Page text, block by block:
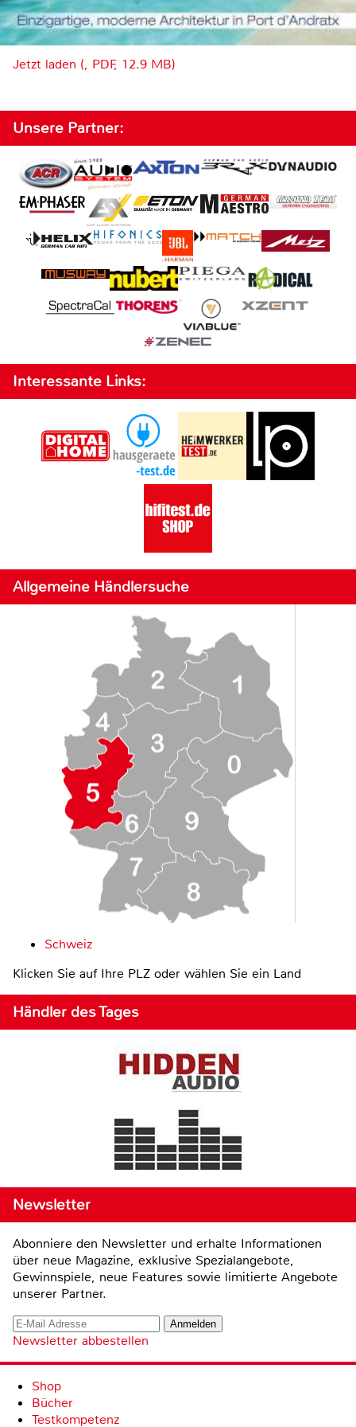
Jetzt laden (, PDF, 12.9 MB)
Unsere Partner:
Interessante Links:
Allgemeine Händlersuche
Schweiz
Klicken Sie auf Ihre PLZ oder wählen Sie ein Land
Händler des Tages
Newsletter
Abonniere den Newsletter und erhalte Informationen
über neue Magazine, exklusive Spezialangebote,
Gewinnspiele, neue Features sowie limitierte Angebote
unserer Partner.
Newsletter abbestellen
Shop
Bücher
Testkompetenz